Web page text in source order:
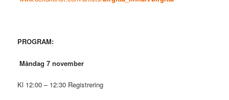
PROGRAM:
Måndag 7 november
Kl 12:00 – 12:30 Registrering